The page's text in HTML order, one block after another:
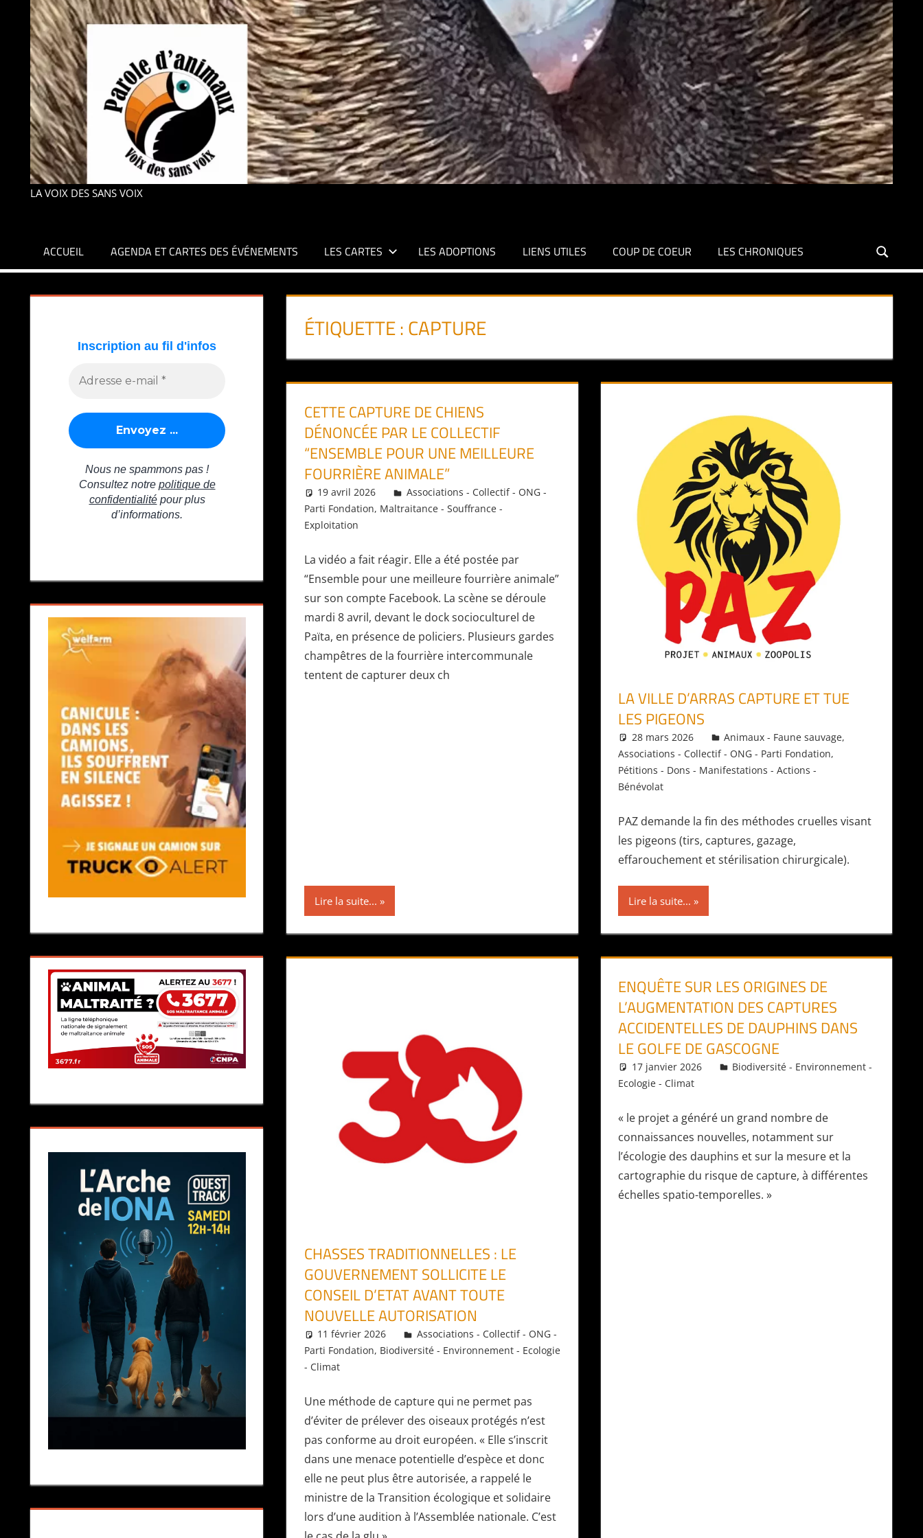
LA VOIX DES SANS VOIX
ACCUEIL AGENDA ET CARTES DES ÉVÉNEMENTS LES CARTES LES ADOPTIONS LIENS UTILES COUP DE COEUR LES CHRONIQUES
ÉTIQUETTE :CAPTURE
CETTE CAPTURE DE CHIENS
DÉNONCÉE PAR LE COLLECTIF
“ENSEMBLE POUR UNE MEILLEURE
FOURRIÈRE ANIMALE”
19 avril 2026 Daniel
Associations - Collectif - ONG -
Parti Fondation, Maltraitance - Souffrance -
Exploitation
La vidéo a fait réagir. Elle a été postée par
“Ensemble pour une meilleure fourrière animale”
sur son compte Facebook. La scène se déroule
mardi 8 avril, devant le dock socioculturel de
Païta, en présence de policiers. Plusieurs gardes
champêtres de la fourrière intercommunale
tentent de capturer deux ch
Lire la suite...
LA VILLE D’ARRAS CAPTURE ET TUE
LES PIGEONS
28 mars 2026 Daniel
Animaux - Faune sauvage,
Associations - Collectif - ONG - Parti Fondation,
Pétitions - Dons - Manifestations - Actions -
Bénévolat
PAZ demande la fin des méthodes cruelles visant
les pigeons (tirs, captures, gazage,
effarouchement et stérilisation chirurgicale).
Lire la suite...
CHASSES TRADITIONNELLES : LE
GOUVERNEMENT SOLLICITE LE
CONSEIL D’ETAT AVANT TOUTE
NOUVELLE AUTORISATION
11 février 2026 Daniel
Associations - Collectif - ONG -
Parti Fondation, Biodiversité - Environnement - Ecologie
- Climat
Une méthode de capture qui ne permet pas
d’éviter de prélever des oiseaux protégés n’est
pas conforme au droit européen. « Elle s’inscrit
dans une menace potentielle d’espèce et donc
elle ne peut plus être autorisée, a rappelé le
ministre de la Transition écologique et solidaire
lors d’une audition à l’Assemblée nationale. C’est
ENQUÊTE SUR LES ORIGINES DE
L’AUGMENTATION DES CAPTURES
ACCIDENTELLES DE DAUPHINS DANS
LE GOLFE DE GASCOGNE
17 janvier 2026 Daniel
Biodiversité - Environnement -
Ecologie - Climat
« le projet a généré un grand nombre de
connaissances nouvelles, notamment sur
l’écologie des dauphins et sur la mesure et la
cartographie du risque de capture, à différentes
échelles spatio-temporelles. »